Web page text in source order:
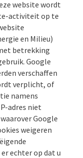
website wordt
activiteit op te
en Milieu)
betrekking
Google
verschaffen
verplicht, of
namens
adres niet
Google
weigeren
echter op dat u